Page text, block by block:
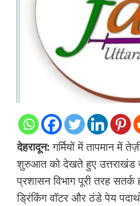
देहरादून: गर्मियों में तापमान में
शुरुआत को देखते हुए उत्तराखंड
प्रशासन विभाग पूरी तरह
ड्रिंकिंग वॉटर और ठंडे पेय